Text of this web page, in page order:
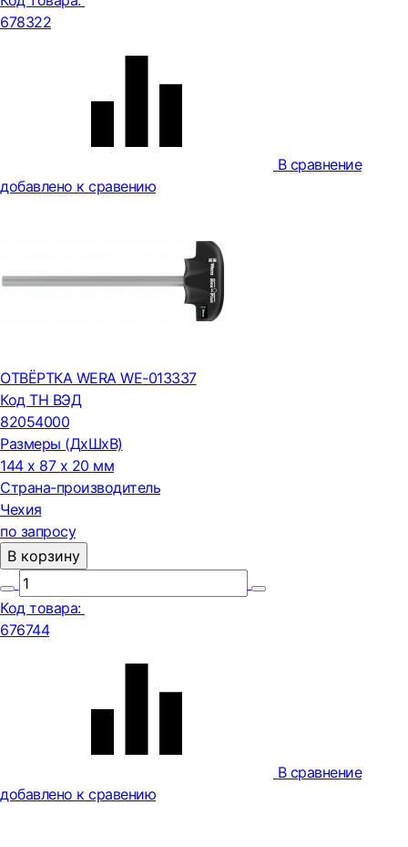
678322
В сравнение
добавлено к сравению
ОТВЁРТКА WERA WE-013337
Код ТН ВЭД
82054000
Размеры (ДxШxВ)
144 x 87 x 20 мм
Страна-производитель
Чехия
по запросу
В корзину
Код товара:
676744
В сравнение
добавлено к сравению